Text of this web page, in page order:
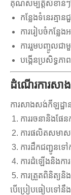
គុណសម្បត្តិសំខាន់ៗន
កន្លែងទំនេរគ្មា
ការរៀបចំកន្លែ
ការរួមបញ្ចូលជាមួ
បង្កើនប្រសិទ្ធភា
ដំណើរការស
ការសាងសង់កីឡដ្ឋា
ការរចនានិងផែនក
ការផលិតសមាស
ការដឹកជញ្ជូនទ
ការដំឡើងនិងកា
ការត្រួតពិនិត្យនិ
បើប្រៀបធៀបទៅនឹង